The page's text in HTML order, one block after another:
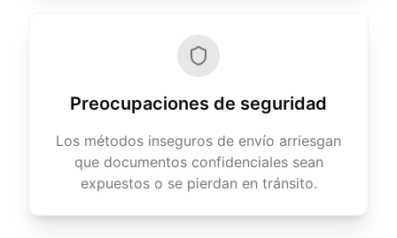
Preocupaciones de seguridad
Los métodos inseguros de envío arriesgan
que documentos confidenciales sean
expuestos o se pierdan en tránsito.